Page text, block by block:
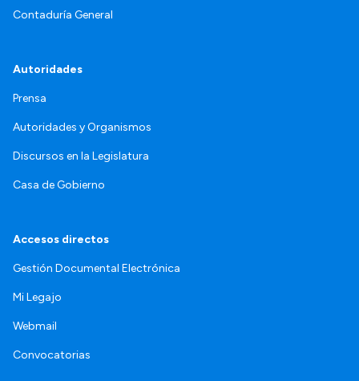
Contaduría General
Autoridades
Prensa
Autoridades y Organismos
Discursos en la Legislatura
Casa de Gobierno
Accesos directos
Gestión Documental Electrónica
Mi Legajo
Webmail
Convocatorias